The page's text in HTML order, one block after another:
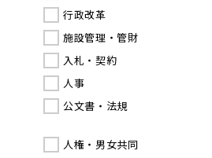
行政改革
施設管理・管財
入札・契約
人事
公文書・法規
人権・男女共同